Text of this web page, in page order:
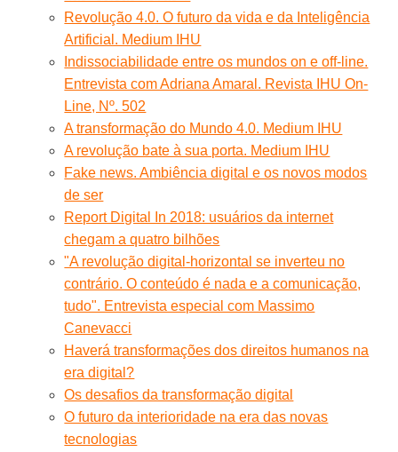
Revolução 4.0. O futuro da vida e da Inteligência
Artificial. Medium IHU
Indissociabilidade entre os mundos on e off-line.
Entrevista com Adriana Amaral. Revista IHU On-
Line, Nº. 502
A transformação do Mundo 4.0. Medium IHU
A revolução bate à sua porta. Medium IHU
Fake news. Ambiência digital e os novos modos
de ser
Report Digital In 2018: usuários da internet
chegam a quatro bilhões
"A revolução digital-horizontal se inverteu no
contrário. O conteúdo é nada e a comunicação,
tudo". Entrevista especial com Massimo
Canevacci
Haverá transformações dos direitos humanos na
era digital?
Os desafios da transformação digital
O futuro da interioridade na era das novas
tecnologias